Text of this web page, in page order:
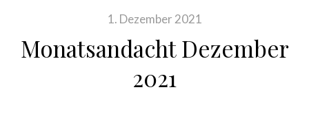
1. Dezember 2021
Monatsandacht Dezember
2021